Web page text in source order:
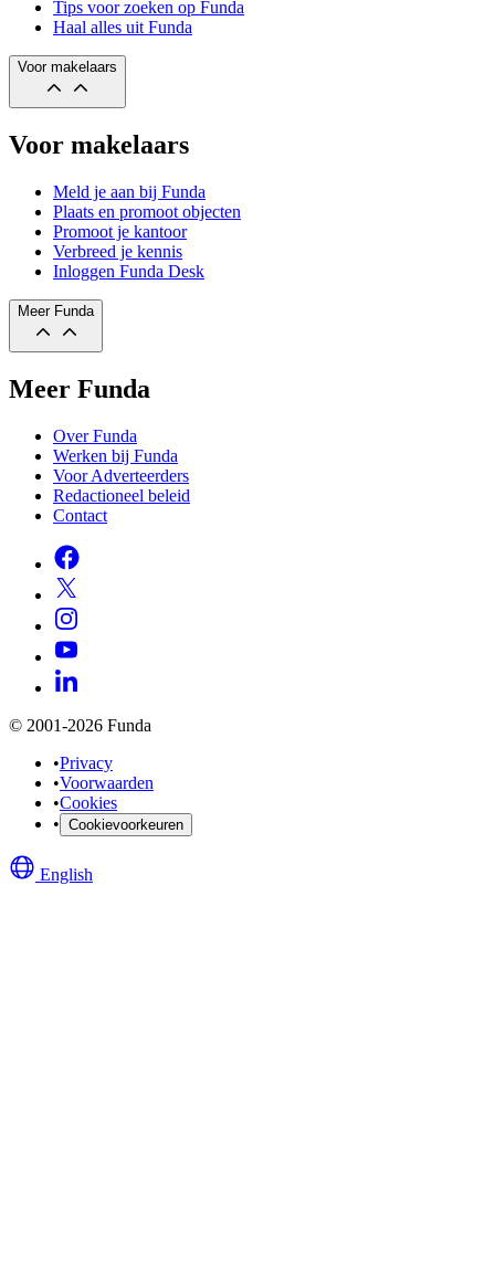
Tips voor zoeken op Funda
Haal alles uit Funda
Voor makelaars
Voor makelaars
Meld je aan bij Funda
Plaats en promoot objecten
Promoot je kantoor
Verbreed je kennis
Inloggen Funda Desk
Meer Funda
Meer Funda
Over Funda
Werken bij Funda
Voor Adverteerders
Redactioneel beleid
Contact
© 2001-2026 Funda
•Privacy
•Voorwaarden
•Cookies
• Cookievoorkeuren
English